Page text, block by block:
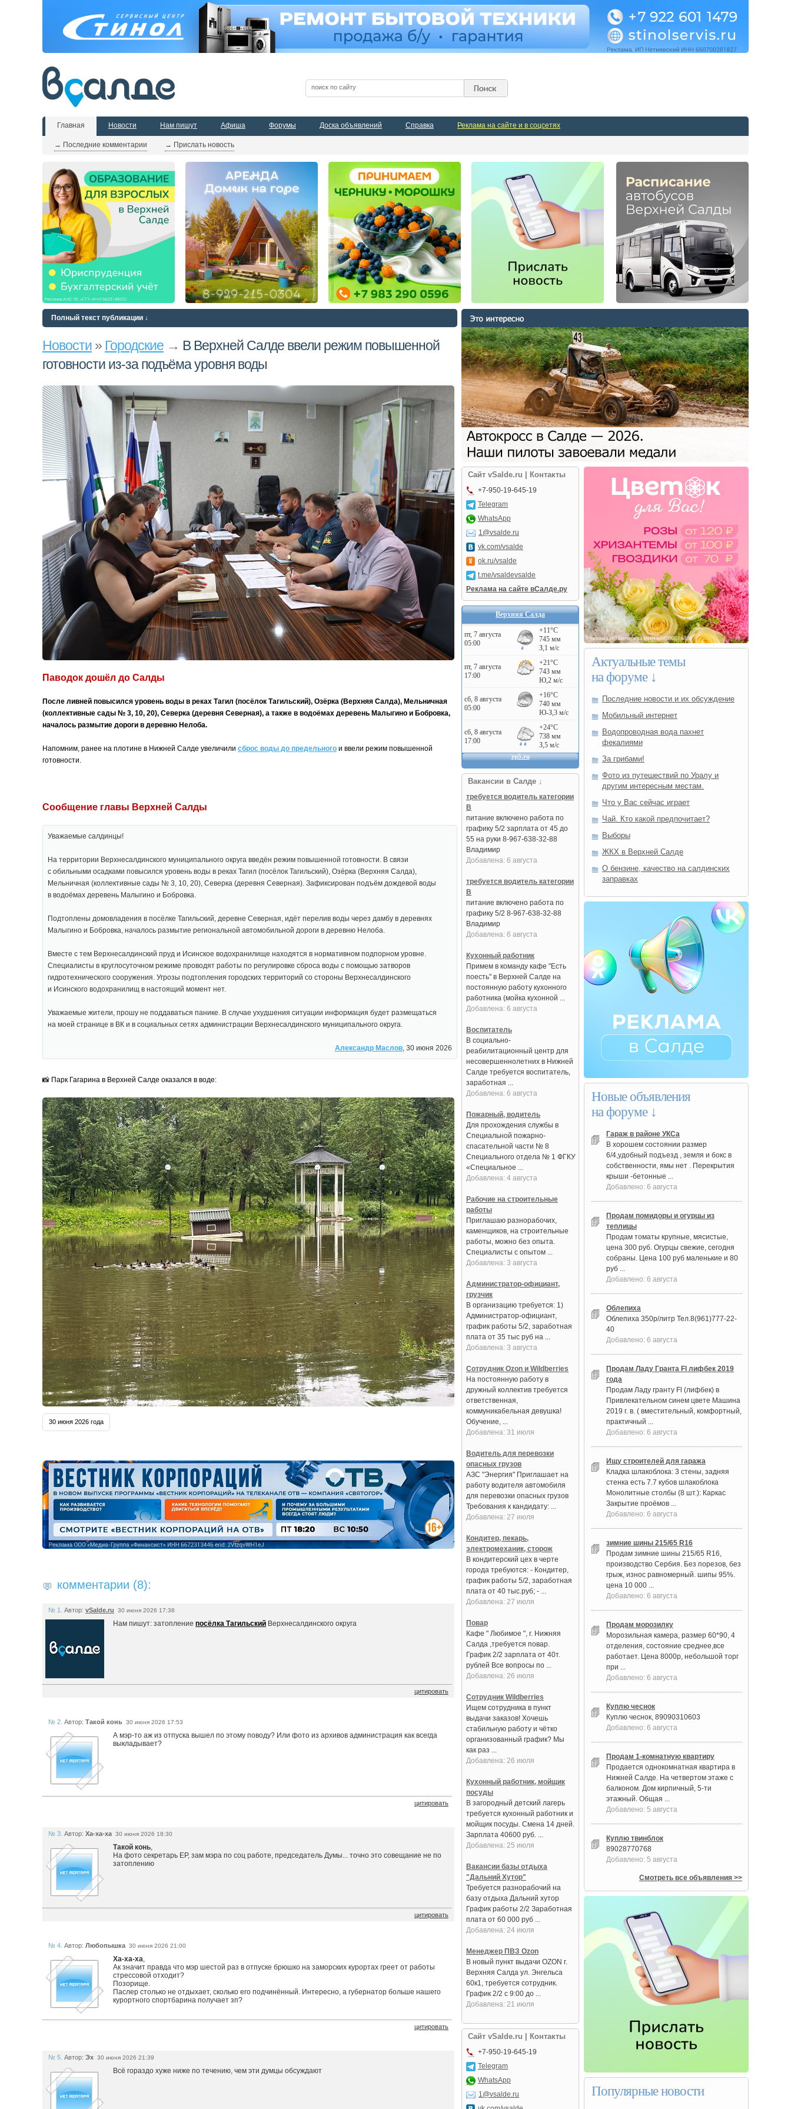
Главная
→ Последние комментарии → Прислать новость
Новости Нам пишут Афиша Форумы Доска объявлений Справка Реклама на сайте и в соцсетях
Полный текст публикации ↓
Новости » Городские → В Верхней Салде ввели режим повышенной
готовности из‑за подъёма уровня воды
Паводок дошёл до Салды
После ливней повысился уровень воды в реках Тагил (посёлок Тагильский), Озёрка (Верхняя Салда), Мельничная
(коллективные сады № 3, 10, 20), Северка (деревня Северная), а также в водоёмах деревень Малыгино и Бобровка,
началось размытие дороги в деревню Нелоба.
Напомним, ранее на плотине в Нижней Салде увеличили сброс воды до предельного и ввели режим повышенной
готовности.
Сообщение главы Верхней Салды
Уважаемые салдинцы!
На территории Верхнесалдинского муниципального округа введён режим повышенной готовности. В связи
с обильными осадками повысился уровень воды в реках Тагил (посёлок Тагильский), Озёрка (Верхняя Салда),
Мельничная (коллективные сады № 3, 10, 20), Северка (деревня Северная). Зафиксирован подъём дождевой воды
в водоёмах деревень Малыгино и Бобровка.
Подтоплены домовладения в посёлке Тагильский, деревне Северная, идёт перелив воды через дамбу в деревнях
Малыгино и Бобровка, началось размытие региональной автомобильной дороги в деревню Нелоба.
Вместе с тем Верхнесалдинский пруд и Исинское водохранилище находятся в нормативном подпорном уровне.
Специалисты в круглосуточном режиме проводят работы по регулировке сброса воды с помощью затворов
гидротехнического сооружения. Угрозы подтопления городских территорий со стороны Верхнесалдинского
и Исинского водохранилищ в настоящий момент нет.
Уважаемые жители, прошу не поддаваться панике. В случае ухудшения ситуации информация будет размещаться
на моей странице в ВК и в социальных сетях администрации Верхнесалдинского муниципального округа.
Александр Маслов, 30 июня 2026
📸 Парк Гагарина в Верхней Салде оказался в воде:
30 июня 2026 года
комментарии (8):
№ 1. Автор: vSalde.ru 30 июня 2026 17:38
Нам пишут: затопление посёлка Тагильский Верхнесалдинского округа
цитировать
№ 2. Автор: Такой конь 30 июня 2026 17:53
А мэр-то аж из отпуска вышел по этому поводу? Или фото из архивов администрация как всегда
выкладывает?
цитировать
№ 3. Автор: Ха-ха-ха 30 июня 2026 18:30
Такой конь,
На фото секретарь ЕР, зам мэра по соц работе, председатель Думы... точно это совещание не по
затоплению
цитировать
№ 4. Автор: Любопышка 30 июня 2026 21:00
Ха-ха-ха,
Ак значит правда что мэр шестой раз в отпуске брюшко на заморских курортах греет от работы
стрессовой отходит?
Позорище.
Паслер столько не отдыхает, сколько его подчинённый. Интересно, а губернатор больше нашего
курортного спортбарина получает зп?
цитировать
№ 5. Автор: Эх 30 июня 2026 21:39
Всё гораздо хуже ниже по течению, чем эти думцы обсуждают
Сайт vSalde.ru | Контакты
+7-950-19-645-19
Telegram
WhatsApp
1@vsalde.ru
vk.com/vsalde
ok.ru/vsalde
t.me/vsaldevsalde
Реклама на сайте вСалде.ру
Верхняя Салда
Вакансии в Салде ↓
требуется водитель категории
В
питание включено работа по
графику 5/2 зарплата от 45 до
55 на руки 8-967-638-32-88
Владимир
Добавлена: 6 августа
требуется водитель категории
В
питание включено работа по
графику 5/2 8-967-638-32-88
Владимир
Добавлена: 6 августа
Кухонный работник
Примем в команду кафе "Есть
поесть" в Верхней Салде на
постоянную работу кухонного
работника (мойка кухонной ...
Добавлена: 6 августа
Воспитатель
В социально-
реабилитационный центр для
несовершеннолетних в Нижней
Салде требуется воспитатель,
заработная ...
Добавлена: 6 августа
Пожарный, водитель
Для прохождения службы в
Специальной пожарно-
спасательной части № 8
Специального отдела № 1 ФГКУ
«Специальное ...
Добавлена: 4 августа
Рабочие на строительные
работы
Приглашаю разнорабочих,
каменщиков, на строительные
работы, можно без опыта.
Специалисты с опытом ...
Добавлена: 3 августа
Администратор-официант,
грузчик
В организацию требуется: 1)
Администратор-официант,
график работы 5/2, заработная
плата от 35 тыс руб на ...
Добавлена: 3 августа
Сотрудник Ozon и Wildberries
На постоянную работу в
дружный коллектив требуется
ответственная,
коммуникабельная девушка!
Обучение, ...
Добавлена: 31 июля
Водитель для перевозки
опасных грузов
АЗС "Энергия" Приглашает на
работу водителя автомобиля
для перевозки опасных грузов
Требования к кандидату: ...
Добавлена: 27 июля
Кондитер, пекарь,
электромеханик, сторож
В кондитерский цех в черте
города требуются: - Кондитер,
график работы 5/2, заработная
плата от 40 тыс.руб; - ...
Добавлена: 27 июля
Повар
Кафе " Любимое ", г. Нижняя
Салда ,требуется повар.
График 2/2 зарплата от 40т.
рублей Все вопросы по ...
Добавлена: 26 июля
Сотрудник Wildberries
Ищем сотрудника в пункт
выдачи заказов! Хочешь
стабильную работу и чётко
организованный график? Мы
как раз ...
Добавлена: 26 июля
Кухонный работник, мойщик
посуды
В загородный детский лагерь
требуется кухонный работник и
мойщик посуды. Смена 14 дней.
Зарплата 40600 руб. ...
Добавлена: 25 июля
Вакансии базы отдыха
"Дальний Хутор"
Требуется разнорабочий на
базу отдыха Дальний хутор
График работы 2/2 Заработная
плата от 60 000 руб ...
Добавлена: 24 июля
Менеджер ПВЗ Ozon
В новый пункт выдачи OZON г.
Верхняя Салда ул. Энгельса
60к1, требуется сотрудник.
График 2/2 с 9:00 до ...
Добавлена: 21 июля
Сайт vSalde.ru | Контакты
+7-950-19-645-19
Telegram
WhatsApp
1@vsalde.ru
Актуальные темы
на форуме ↓
Последние новости и их обсуждение
Мобильный интернет
Водопроводная вода пахнет
фекалиями
За грибами!
Фото из путешествий по Уралу и
другим интересным местам.
Что у Вас сейчас играет
Чай. Кто какой предпочитает?
Выборы
ЖКХ в Верхней Салде
О бензине, качество на салдинских
заправках
Новые объявления
на форуме ↓
Гараж в районе УКСа
В хорошем состоянии размер
6/4,удобный подъезд , земля и бокс в
собственности, ямы нет . Перекрытия
крыши -бетонные ...
Добавлено: 6 августа
Продам помидоры и огурцы из
теплицы
Продам томаты крупные, мясистые,
цена 300 руб. Огурцы свежие, сегодня
собраны. Цена 100 руб маленькие и 80
руб ...
Добавлено: 6 августа
Облепиха
Облепиха 350р/литр Тел.8(961)777-22-
40
Добавлено: 6 августа
Продам Ладу Гранта Fl лифбек 2019
года
Продам Ладу гранту Fl (лифбек) в
Привлекательном синем цвете Машина
2019 г. в. ( вместительный, комфортный,
практичный ...
Добавлено: 6 августа
Ищу строителей для гаража
Кладка шлакоблока: 3 стены, задняя
стенка есть 7.7 кубов шлакоблока
Монолитные столбы (8 шт.): Каркас
Закрытие проёмов ...
Добавлено: 6 августа
зимние шины 215/65 R16
Продам зимние шины 215/65 R16,
производство Сербия. Без порезов, без
грыж, износ равномерный. шипы 95%.
цена 10 000 ...
Добавлено: 6 августа
Продам морозилку
Морозильная камера, размер 60*90, 4
отделения, состояние среднее,все
работает. Цена 8000р, небольшой торг
при ...
Добавлено: 6 августа
Куплю чеснок
Куплю чеснок, 89090310603
Добавлено: 6 августа
Продам 1-комнатную квартиру
Продается однокомнатная квартира в
Нижней Салде. На четвертом этаже с
балконом. Дом кирпичный, 5-ти
этажный. Общая ...
Добавлено: 5 августа
Куплю твинблок
89028770768
Добавлено: 5 августа
Смотреть все объявления >>
Популярные новости